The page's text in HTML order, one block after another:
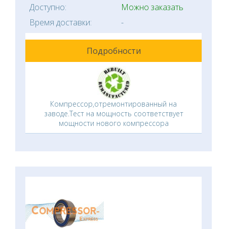
Доступно:
Можно заказать
Время доставки:
-
Подробности
Компрессор,отремонтированный на
заводе.Тест на мощность соответствует
мощности нового компрессора